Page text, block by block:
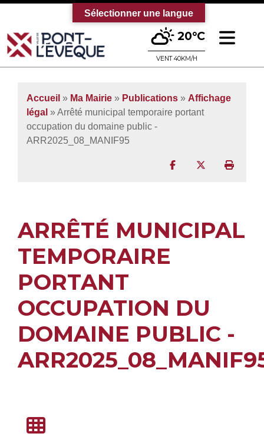
Bienvenue sur le site officiel de la
20°C
VENT 40KM/H
Accueil » Ma Mairie » Publications » Affichage
légal » Arrêté municipal temporaire portant
occupation du domaine public -
ARR2025_08_MANIF95
Partager surPartager sur
ARRÊTÉ MUNICIPAL
TEMPORAIRE
PORTANT
OCCUPATION DU
DOMAINE PUBLIC -
Sélectionner une langue